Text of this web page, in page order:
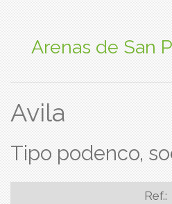
Arenas de San
Avila
Tipo podenco,
Ref.: